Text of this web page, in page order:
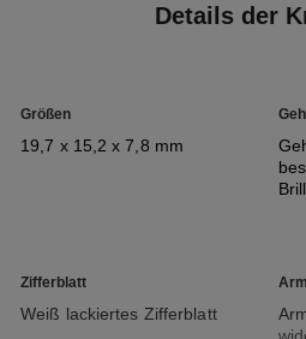
Details der
Größen
19,7 x 15,2 x 7,8 mm
Zifferblatt
Weiß lackiertes Zifferblatt